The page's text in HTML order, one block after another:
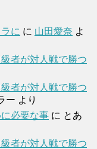
に に 山田愛奈 よ
者が対人戦で勝つ
者が対人戦で勝つ
ー より
必要な事 に とあ
者が対人戦で勝つ